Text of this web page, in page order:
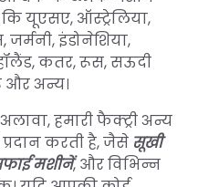
यूएसए, ऑस्ट्रेलिया,
इंडोनेशिया,
कतर, रूस, सऊदी
और अन्य।
हमारी फैक्ट्री अन्य
करती है, जैसे सूखी
मशीनें, और विभिन्न